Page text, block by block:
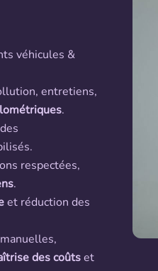
véhicules &
entretiens,
.
respectées,
.
et réduction des
des coûtset